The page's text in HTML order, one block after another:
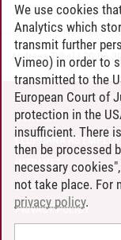
Andreea Tribel
CONTACT
LEUPHANA AS
INTRANET
SITE NOTICE
PRIVACY POLICY
We use cookies
Analytics which
transmit further
Vimeo) in order to
transmitted to the
European Court of
protection in the
insufficient. There
then be processed
necessary
not take place. For
privacy policy.